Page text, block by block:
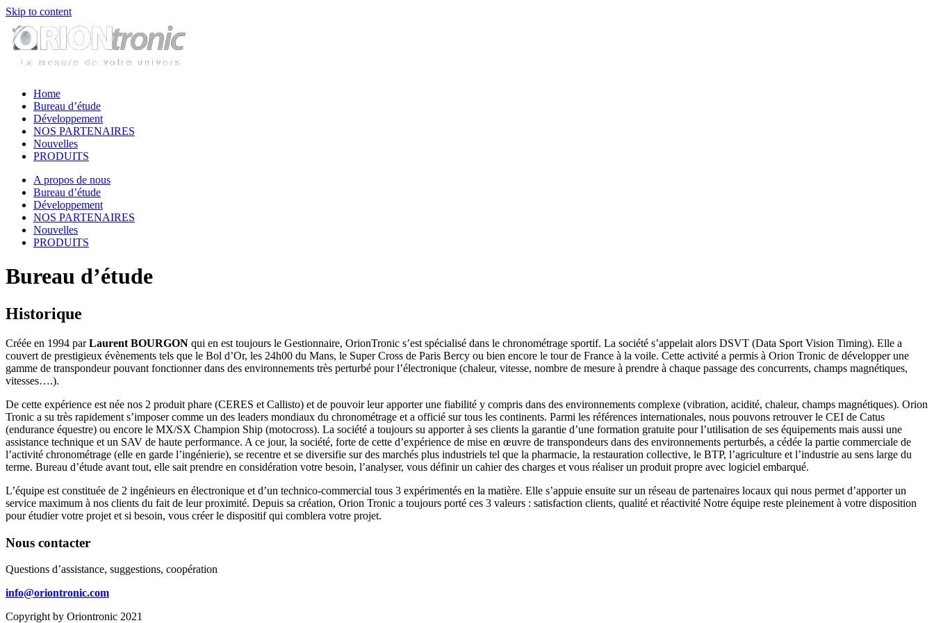
Skip to content
Home
Bureau d’étude
Développement
NOS PARTENAIRES
Nouvelles
PRODUITS
A propos de nous
Bureau d’étude
Développement
NOS PARTENAIRES
Nouvelles
PRODUITS
Bureau d’étude
Historique
Créée en 1994 parLaurent BOURGON qui en est toujours le Gestionnaire, OrionTronic s’est spécialisé dans le chronométrage sportif. La société s’appelait alors DSVT (Data Sport Vision Timing). Elle a
couvert de prestigieux évènements tels que le Bol d’Or, les 24h00 du Mans, le Super Cross de Paris Bercy ou bien encore le tour de France à la voile. Cette activité a permis à Orion Tronic de développer une
gamme de transpondeur pouvant fonctionner dans des environnements très perturbé pour l’électronique (chaleur, vitesse, nombre de mesure à prendre à chaque passage des concurrents, champs magnétiques,
vitesses….).
De cette expérience est née nos 2 produit phare (CERES et Callisto) et de pouvoir leur apporter une fiabilité y compris dans des environnements complexe (vibration, acidité, chaleur, champs magnétiques). Orion
Tronic a su très rapidement s’imposer comme un des leaders mondiaux du chronométrage et a officié sur tous les continents. Parmi les références internationales, nous pouvons retrouver le CEI de Catus
(endurance équestre) ou encore le MX/SX Champion Ship (motocross). La société a toujours su apporter à ses clients la garantie d’une formation gratuite pour l’utilisation de ses équipements mais aussi une
assistance technique et un SAV de haute performance. A ce jour, la société, forte de cette d’expérience de mise en œuvre de transpondeurs dans des environnements perturbés, a cédée la partie commerciale de
l’activité chronométrage (elle en garde l’ingénierie), se recentre et se diversifie sur des marchés plus industriels tel que la pharmacie, la restauration collective, le BTP, l’agriculture et l’industrie au sens large du
terme. Bureau d’étude avant tout, elle sait prendre en considération votre besoin, l’analyser, vous définir un cahier des charges et vous réaliser un produit propre avec logiciel embarqué.
L’équipe est constituée de 2 ingénieurs en électronique et d’un technico-commercial tous 3 expérimentés en la matière. Elle s’appuie ensuite sur un réseau de partenaires locaux qui nous permet d’apporter un
service maximum à nos clients du fait de leur proximité. Depuis sa création, Orion Tronic a toujours porté ces 3 valeurs : satisfaction clients, qualité et réactivité Notre équipe reste pleinement à votre disposition
pour étudier votre projet et si besoin, vous créer le dispositif qui comblera votre projet.
Nous contacter
Questions d’assistance, suggestions, coopération
info@oriontronic.com
Copyright by Oriontronic 2021